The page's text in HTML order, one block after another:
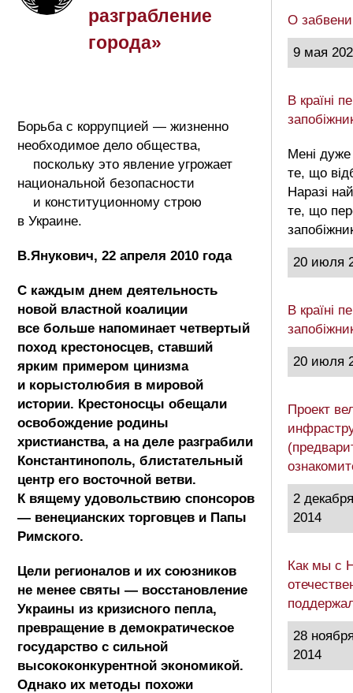
разграбление
города»
Борьба с коррупцией — жизненно
необходимое дело общества,
поскольку это явление угрожает
национальной безопасности
и конституционному строю
в Украине.
В.Янукович, 22 апреля 2010 года
С каждым днем деятельность
новой властной коалиции
все больше напоминает четвертый
поход крестоносцев, ставший
ярким примером цинизма
и корыстолюбия в мировой
истории. Крестоносцы обещали
освобождение родины
христианства, а на деле разграбили
Константинополь, блистательный
центр его восточной ветви.
К вящему удовольствию спонсоров
— венецианских торговцев и Папы
Римского.
Цели регионалов и их союзников
не менее святы — восстановление
Украины из кризисного пепла,
превращение в демократическое
государство с сильной
высококонкурентной экономикой.
Однако их методы похожи
О
9 мая
В країні
Мені
те, що
Наразі
те, що
20 июля
В країні
20 июля
Проект
2 декабря
2014
Как мы с
28
2014